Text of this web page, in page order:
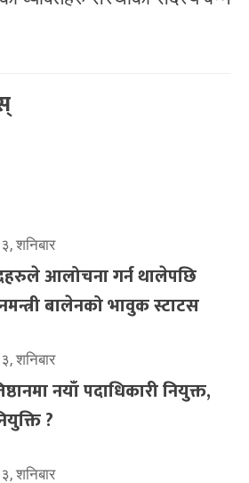
शनिबार
आलोचना गर्न थालेपछि
बालेनको भावुक स्टाटस
शनिबार
नयाँ पदाधिकारी नियुक्त,
?
शनिबार